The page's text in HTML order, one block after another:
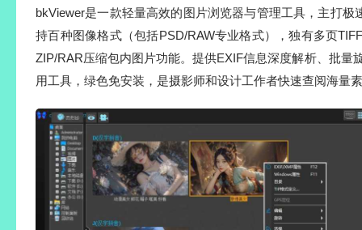
bkViewer是一款轻量高效的图片浏览器与管理工具，主打极
持百种图像格式（包括PSD/RAW专业格式），独有多页
ZIP/RAR压缩包内图片功能。提供EXIF信息深度解析、批量
用工具，绿色免安装，是摄影师和设计工作者快速查阅海量